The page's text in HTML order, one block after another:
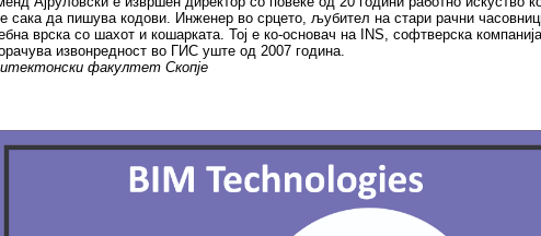
сака да пишува кодови. Инженер во срцето, љубител на стари рачни
врска со шахот и кошарката. Тој е ко-основач на INS, софтверска компанија
извонредност во ГИС уште од 2007 година.
факултет Скопје